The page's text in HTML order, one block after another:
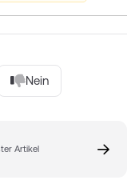
Nein
Artikel